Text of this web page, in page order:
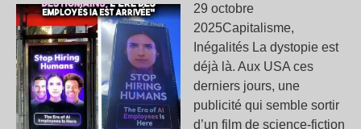
29 octobre
2025Capitalisme,
Inégalités La dystopie est
déjà là. Aux USA ces
derniers jours, une
publicité qui semble sortir
d’un film de science-fiction